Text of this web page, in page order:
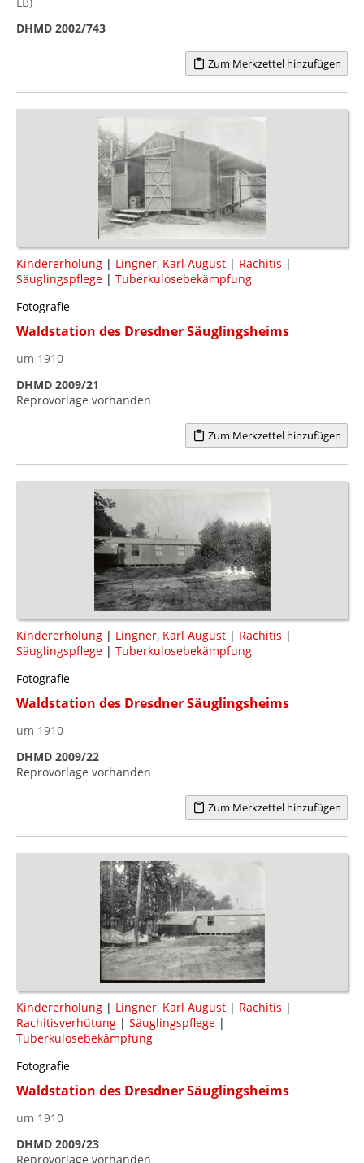
DHMD 2002/743
Zum Merkzettel hinzufügen
Kindererholung | Lingner, Karl August | Rachitis |
Säuglingspflege | Tuberkulosebekämpfung
Fotografie
Waldstation des Dresdner Säuglingsheims
um 1910
DHMD 2009/21
Reprovorlage vorhanden
Zum Merkzettel hinzufügen
Kindererholung | Lingner, Karl August | Rachitis |
Säuglingspflege | Tuberkulosebekämpfung
Fotografie
Waldstation des Dresdner Säuglingsheims
um 1910
DHMD 2009/22
Reprovorlage vorhanden
Zum Merkzettel hinzufügen
Kindererholung | Lingner, Karl August | Rachitis |
Rachitisverhütung | Säuglingspflege |
Tuberkulosebekämpfung
Fotografie
Waldstation des Dresdner Säuglingsheims
um 1910
DHMD 2009/23
Reprovorlage vorhanden